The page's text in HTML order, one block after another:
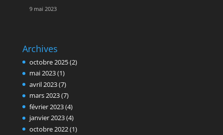
9 mai 2023
Archives
octobre 2025(2)
mai 2023(1)
avril 2023(7)
mars 2023(7)
février 2023(4)
janvier 2023(4)
octobre 2022(1)